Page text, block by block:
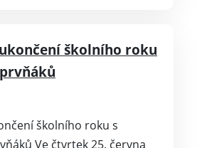
školního roku s
Ve čtvrtek 25. června
ukončení školního
s pasováním budoucích